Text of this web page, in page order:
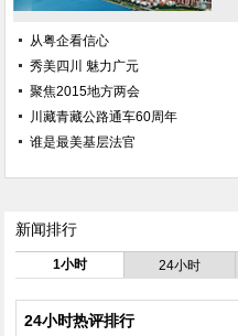
百名瑜伽美女高空玻璃吊桥展技艺
从粤企看信心
秀美四川 魅力广元
聚焦2015地方两会
川藏青藏公路通车60周年
谁是最美基层法官
新闻排行
1小时 24小时
24小时热评排行